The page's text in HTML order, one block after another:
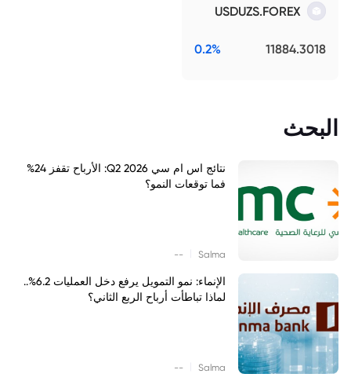
USDUZS.FOREX
11884.3018
0.2%
البحث
نتائج اس ام سي Q2 2026: الأرباح تقفز 24%
فما توقعات النمو؟
Salma
--
الإنماء: نمو التمويل يرفع دخل العمليات 6.2%..
لماذا تباطأت أرباح الربع الثاني؟
Salma
--